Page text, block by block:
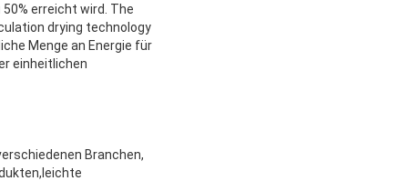
erreicht wird. The
drying technology
Menge an Energie für
einheitlichen
Branchen,